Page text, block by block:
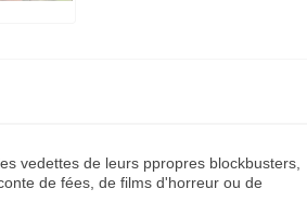
vedettes de leurs ppropres blockbusters,
de fées, de films d'horreur ou de